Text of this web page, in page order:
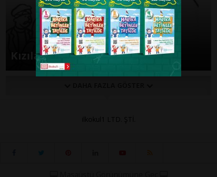
Kızılay Boyama Sayfaları